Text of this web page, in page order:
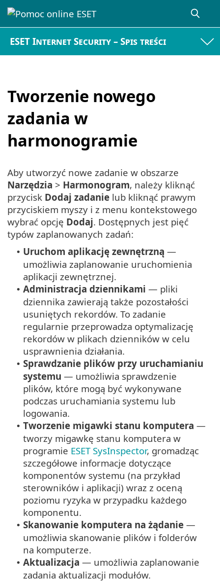
ESET Internet Security – Spis treści
Tworzenie nowego
zadania w
harmonogramie
Aby utworzyć nowe zadanie w obszarze
Narzędzia > Harmonogram, należy kliknąć
przycisk Dodaj zadanie lub kliknąć prawym
przyciskiem myszy i z menu kontekstowego
wybrać opcję Dodaj. Dostępnych jest pięć
typów zaplanowanych zadań:
• Uruchom aplikację zewnętrzną —
umożliwia zaplanowanie uruchomienia
aplikacji zewnętrznej.
• Administracja dziennikami — pliki
dziennika zawierają także pozostałości
usuniętych rekordów. To zadanie
regularnie przeprowadza optymalizację
rekordów w plikach dzienników w celu
usprawnienia działania.
• Sprawdzanie plików przy uruchamianiu
systemu — umożliwia sprawdzenie
plików, które mogą być wykonywane
podczas uruchamiania systemu lub
logowania.
• Tworzenie migawki stanu komputera —
tworzy migawkę stanu komputera w
programie ESET SysInspector, gromadząc
szczegółowe informacje dotyczące
komponentów systemu (na przykład
sterowników i aplikacji) wraz z oceną
poziomu ryzyka w przypadku każdego
komponentu.
• Skanowanie komputera na żądanie —
umożliwia skanowanie plików i folderów
na komputerze.
• Aktualizacja — umożliwia zaplanowanie
zadania aktualizacji modułów.